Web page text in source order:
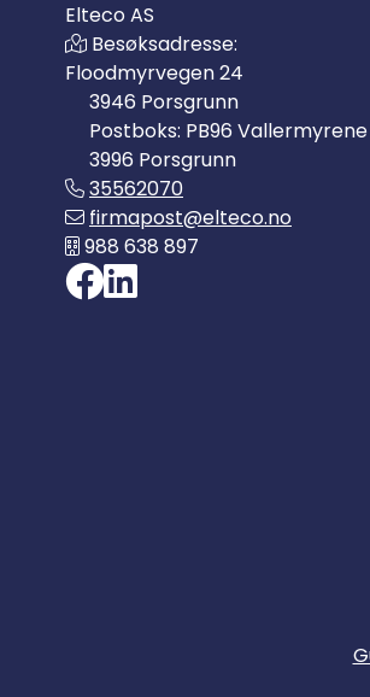
Elteco AS
Besøksadresse:
Floodmyrvegen 24
3946 Porsgrunn
Postboks: PB96 Vallermyrene
3996 Porsgrunn
35562070
firmapost@elteco.no
988 638 897